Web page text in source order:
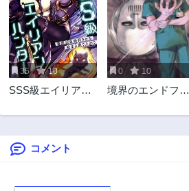
107話
3年前
106話
3年前
105話
3年前
104話
3年前
103話
3年前
102話
3年前
101話 100話
99話
97話
35 10
SSS級エイリアン
生物狩りから始ま
0 10
境界のエンドフィ
コメント